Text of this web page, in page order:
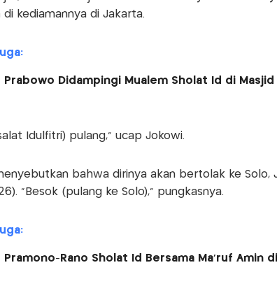
di kediamannya di Jakarta.
Prabowo Didampingi Mualem Sholat Id di Masjid
Idulfitri) pulang,” ucap Jokowi.
bahwa dirinya akan bertolak ke Solo,
“Besok (pulang ke Solo),” pungkasnya.
Pramono-Rano Sholat Id Bersama Ma’ruf Amin